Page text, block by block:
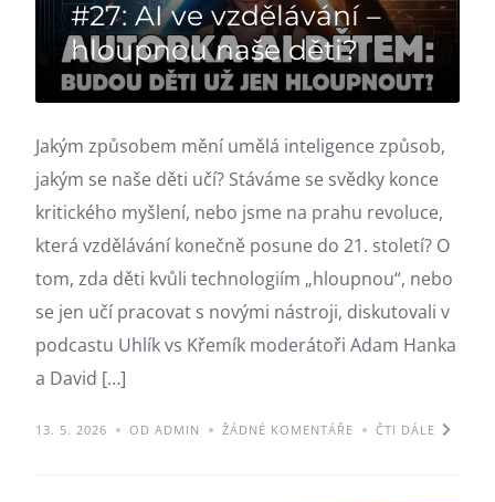
#27: AI ve vzdělávání –
hloupnou naše děti?
Jakým způsobem mění umělá inteligence způsob,
jakým se naše děti učí? Stáváme se svědky konce
kritického myšlení, nebo jsme na prahu revoluce,
která vzdělávání konečně posune do 21. století? O
tom, zda děti kvůli technologiím „hloupnou“, nebo
se jen učí pracovat s novými nástroji, diskutovali v
podcastu Uhlík vs Křemík moderátoři Adam Hanka
a David […]
13. 5. 2026 OD ADMIN ŽÁDNÉ KOMENTÁŘE ČTI DÁLE